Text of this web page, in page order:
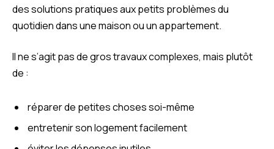
des solutions pratiques aux petits problèmes du
quotidien dans une maison ou un appartement.
Il ne s’agit pas de gros travaux complexes, mais plutôt
de :
réparer de petites choses soi-même
entretenir son logement facilement